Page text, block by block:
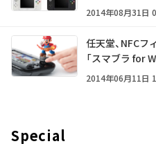
2014年08月31日
任天堂、NFC
「スマブラ for
2014年06月11日
Special